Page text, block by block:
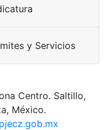
y Servicios
Centro. Saltillo,
México.